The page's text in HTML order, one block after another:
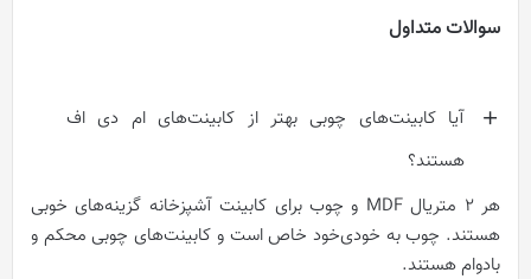
سوالات متداول
آیا کابینت‌های چوبی بهتر از کابینت‌های ام دی اف
هستند؟
هر 2 متریال MDF و چوب برای کابینت آشپزخانه گزینه‌های خوبی
هستند. چوب به خودی‌خود خاص است و کابینت‌های چوبی محکم و
بادوام هستند.